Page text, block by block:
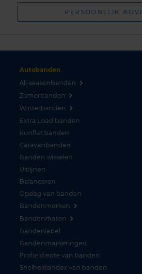
PERSOONLIJK
Autobanden
All-seasonbanden
Zomerbanden
Winterbanden
Extra Load banden
Runflat banden
Caravanbanden
Banden wisselen
Uitlijnen
Balanceren
Opslag van banden
Bandenmerken
Bandenmaten
Bandenlabel
Bandenmarkeringen
Profieldiepte van banden
Snelheidsindex van banden